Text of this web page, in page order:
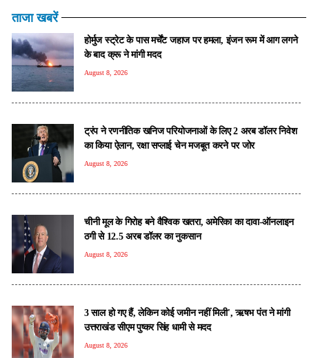
ताजा खबरें
होर्मुज स्ट्रेट के पास मर्चेंट जहाज पर हमला, इंजन रूम में आग लगने
के बाद क्रू ने मांगी मदद
August 8, 2026
ट्रंप ने रणनीतिक खनिज परियोजनाओं के लिए 2 अरब डॉलर निवेश
का किया ऐलान, रक्षा सप्लाई चेन मजबूत करने पर जोर
August 8, 2026
चीनी मूल के गिरोह बने वैश्विक खतरा, अमेरिका का दावा-ऑनलाइन
ठगी से 12.5 अरब डॉलर का नुकसान
August 8, 2026
3 साल हो गए हैं, लेकिन कोई जमीन नहीं मिली', ऋषभ पंत ने मांगी
उत्तराखंड सीएम पुष्कर सिंह धामी से मदद
August 8, 2026